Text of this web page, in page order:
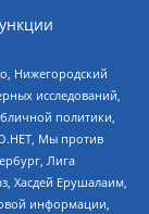
Нижегородский
исследований,
политики,
Мы против
Лига
Хасдей Ерушалаим,
информации,